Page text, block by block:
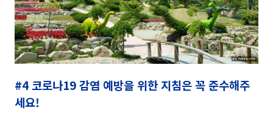
#4 코로나19 감염 예방을 위한 지침은 꼭 준수해주
세요!